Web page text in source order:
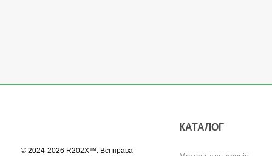
© 2024-2026 R202X™. Всі права
КАТАЛОГ